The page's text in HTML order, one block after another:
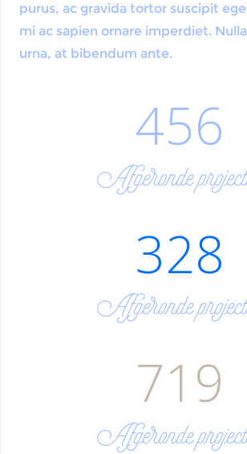
purus, ac gravida tortor suscipit
mi ac sapien ornare imperdiet.
urna, at bibendum ante.
456
Afgeronde
328
Afgeronde
719
Afgeronde